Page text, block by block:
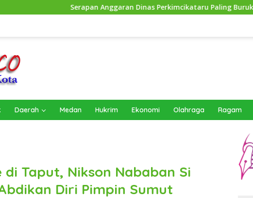
Serapan Anggaran Dinas Perkimcikataru Paling Buruk, Plh Sekda: Kami
Daerah Medan Hukrim Ekonomi Olahraga Ragam
di Taput, Nikson Nababan Si
Diri Pimpin Sumut